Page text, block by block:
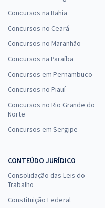
Concursos na Bahia
Concursos no Ceará
Concursos no Maranhão
Concursos na Paraíba
Concursos em Pernambuco
Concursos no Piauí
Concursos no Rio Grande do
Norte
Concursos em Sergipe
CONTEÚDO JURÍDICO
Consolidação das Leis do
Trabalho
Constituição Federal